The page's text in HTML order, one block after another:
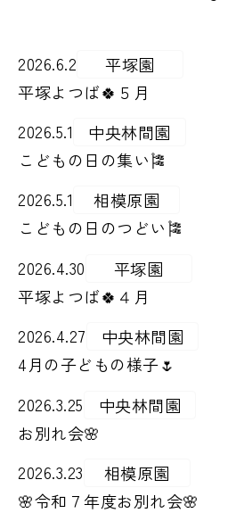
2026.6.2
平塚園
平塚よつば🍀５月
2026.5.1
中央林間園
こどもの日の集い🎏
2026.5.1
相模原園
こどもの日のつどい🎏
2026.4.30
平塚園
平塚よつば🍀４月
2026.4.27
中央林間園
4月の子どもの様子🌷
2026.3.25
中央林間園
お別れ会🌸
2026.3.23
相模原園
🌸令和７年度お別れ会🌸